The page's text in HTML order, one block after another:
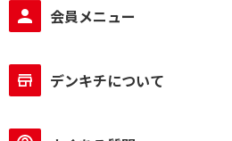
会員メニュー
デンキチについて